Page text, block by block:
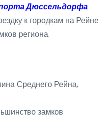
Дюссельдорфа
к городкам на Рейне
региона.
Среднего Рейна,
замков